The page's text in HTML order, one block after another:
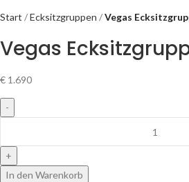
Start Ecksitzgruppen Vegas
Vegas
€ 1.690
In den Warenkorb